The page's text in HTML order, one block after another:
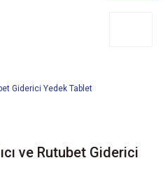
ve Rutubet Giderici